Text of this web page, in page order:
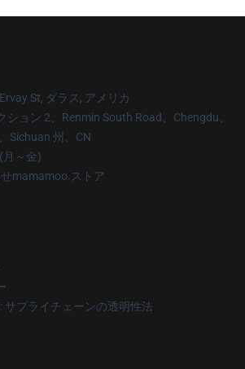
St, ダラス, アメリカ
ション 2、Renmin South Road、Chengdu、
Sichuan 州、CN
月～金)
mamamoo.ストア
サプライチェーンの透明性法